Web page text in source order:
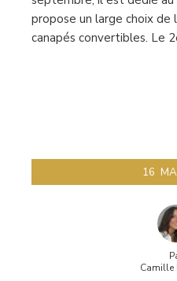
propose un large choix de
canapés convertibles. Le
16
Camille